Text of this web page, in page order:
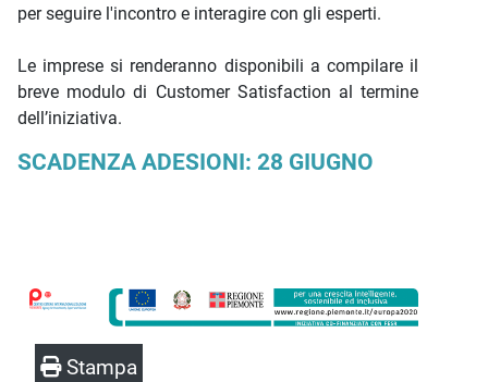
per seguire l'incontro e interagire con gli esperti.
Le imprese si renderanno disponibili a compilare il
breve modulo di Customer Satisfaction al termine
dell’iniziativa.
SCADENZA ADESIONI: 28 GIUGNO
Stampa